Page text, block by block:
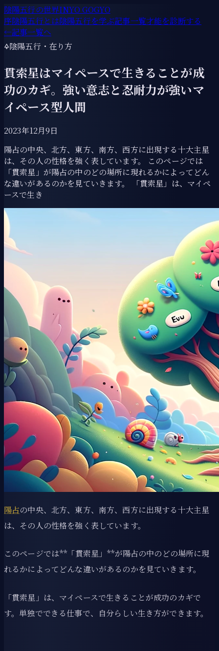
陰陽五行の世界INYO GOGYO
序陰陽五行とは陰陽五行を学ぶ記事一覧才能を診断する
←記事一覧へ
🜍陰陽五行・在り方
貫索星はマイペースで生きることが成
功のカギ。強い意志と忍耐力が強いマ
イペース型人間
2023年12月9日
陽占の中央、北方、東方、南方、西方に出現する十大主星
は、その人の性格を強く表しています。 このページでは
「貫索星」が陽占の中のどの場所に現れるかによってどん
な違いがあるのかを見ていきます。 「貫索星」は、マイペ
ースで生き
陽占の中央、北方、東方、南方、西方に出現する十大主星
は、その人の性格を強く表しています。
このページでは**「貫索星」**が陽占の中のどの場所に現
れるかによってどんな違いがあるのかを見ていきます。
「貫索星」は、マイペースで生きることが成功のカギで
す。単独でできる仕事で、自分らしい生き方ができます。